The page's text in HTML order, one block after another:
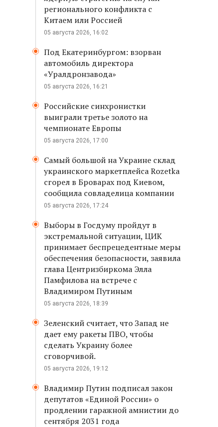
регионального конфликта с
Китаем или Россией
05 августа 2026, 16:02
Под Екатеринбургом: взорван
автомобиль директора
«Уралдронзавода»
05 августа 2026, 16:21
Российские синхронистки
выиграли третье золото на
чемпионате Европы
05 августа 2026, 17:00
Самый большой на Украине склад
украинского маркетплейса Rozetka
сгорел в Броварах под Киевом,
сообщила совладелица компании
05 августа 2026, 17:24
Выборы в Госдуму пройдут в
экстремальной ситуации, ЦИК
принимает беспрецедентные меры
обеспечения безопасности, заявила
глава Центризбиркома Элла
Памфилова на встрече с
Владимиром Путиным
05 августа 2026, 18:39
Зеленский считает, что Запад не
дает ему ракеты ПВО, чтобы
сделать Украину более
сговорчивой.
05 августа 2026, 19:12
Владимир Путин подписал закон
депутатов «Единой России» о
продлении гаражной амнистии до
сентября 2031 года